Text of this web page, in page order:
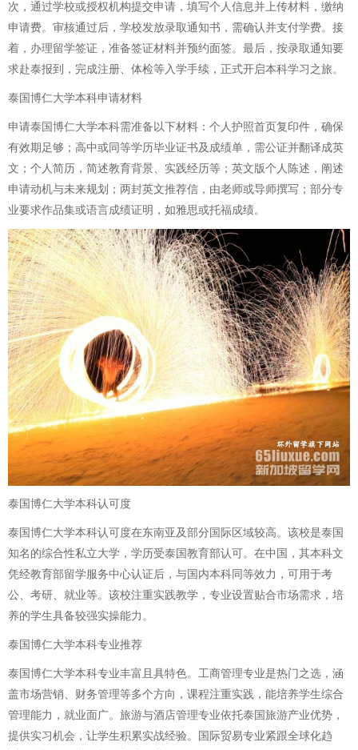
次，通过学校或授权机构提交申请，填写个人信息并上传材料，缴纳
申请费。审核通过后，学校发放录取通知书，需确认并支付学费。接
着，办理留学签证，准备签证材料并预约面签。最后，按录取通知要
求赴泰报到，完成注册、体检等入学手续，正式开启本科学习之旅。
泰国博仁大学本科申请材料
申请泰国博仁大学本科需准备以下材料：个人护照首页复印件，确保
有效期足够；高中或同等学历毕业证书及成绩单，需公证并翻译成英
文；个人简历，简述教育背景、实践经历等；英文版个人陈述，阐述
申请动机与未来规划；两封英文推荐信，由老师或导师撰写；部分专
业要求作品集或语言成绩证明，如雅思或托福成绩。
泰国博仁大学本科认可度
泰国博仁大学本科认可度在东南亚及部分国际区域较高。该校是泰国
知名的综合性私立大学，学历受泰国教育部认可。在中国，其本科文
凭经教育部留学服务中心认证后，与国内本科同等效力，可用于考
公、考研、就业等。该校注重实践教学，专业设置贴合市场需求，培
养的学生具备较强实操能力。
泰国博仁大学本科专业推荐
泰国博仁大学本科专业丰富且具特色。工商管理专业是热门之选，涵
盖市场营销、财务管理等多个方向，课程注重实践，能培养学生综合
管理能力，就业面广。旅游与酒店管理专业依托泰国旅游产业优势，
提供实习机会，让学生积累实战经验。国际贸易专业紧跟全球化趋